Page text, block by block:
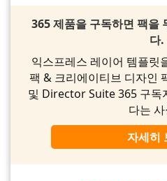
365 제품을 구독하면 팩을
다.
익스프레스 레이어 템플릿
팩 & 크리에이티브 디자
및 Director Suite 365 구독
다는
자세히